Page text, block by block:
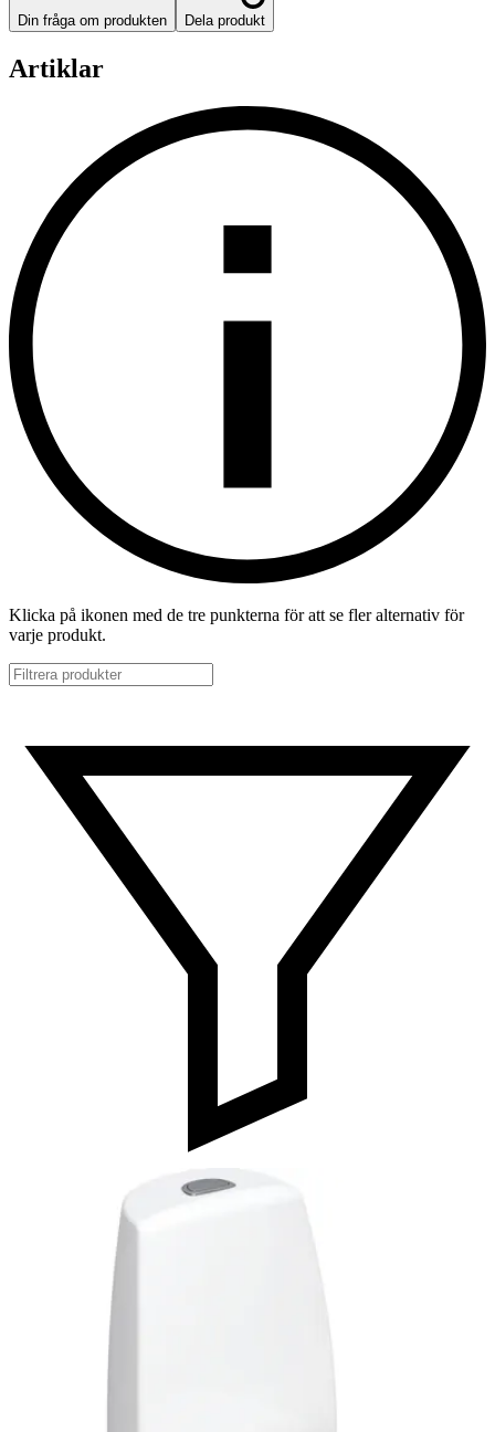
Din fråga om produkten Dela produkt
Artiklar
Klicka på ikonen med de tre punkterna för att se fler alternativ för
varje produkt.